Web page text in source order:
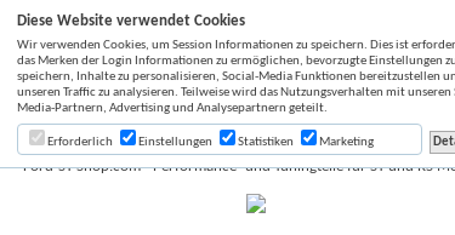
Ford-ST-Shop.com - Performance- und Tuningteile für ST und RS
Diese Website verwendet Cookies
Wir verwenden Cookies, um Session Informationen zu speichern. Dies ist
das Merken der Login Informationen zu ermöglichen, bevorzugte Einstellungen zu
speichern, Inhalte zu personalisieren, Social-Media Funktionen bereitzustellen
unseren Traffic zu analysieren. Teilweise wird das Nutzungsverhalten mit unseren
Media-Partnern, Advertising und Analysepartnern geteilt.
Erforderlich Einstellungen Statistiken Marketing